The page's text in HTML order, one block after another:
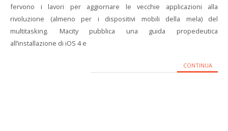
fervono i lavori per aggiornare le vecchie applicazioni alla
rivoluzione (almeno per i dispositivi mobili della mela) del
multitasking. Macity pubblica una guida propedeutica
all’installazione di iOS 4 e
CONTINUA